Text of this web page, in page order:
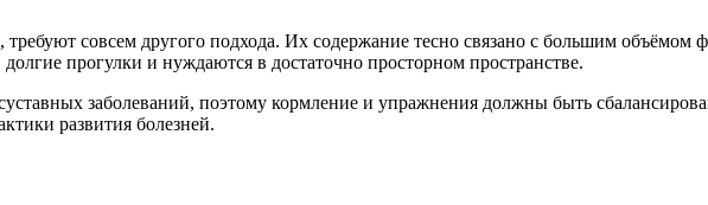
совсем другого подхода. Их содержание тесно связано с большим объёмом
прогулки и нуждаются в достаточно просторном пространстве.
заболеваний, поэтому кормление и упражнения должны быть
развития болезней.